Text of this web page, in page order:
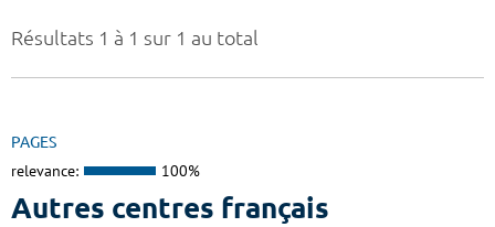
Résultats 1 à 1 sur 1 au total
PAGES
relevance: 100%
Autres centres français